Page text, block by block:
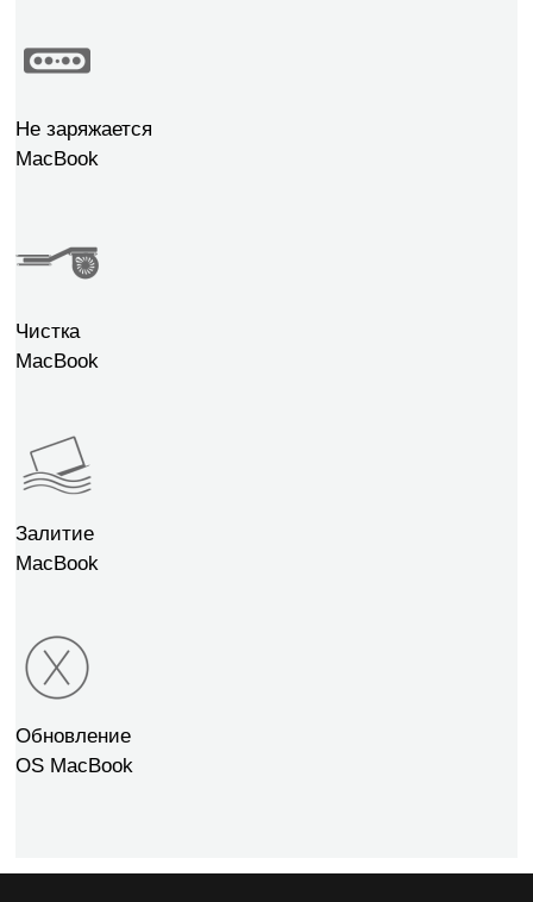
Не заряжается
MacBook
Чистка
MacBook
Залитие
MacBook
Обновление
OS MacBook